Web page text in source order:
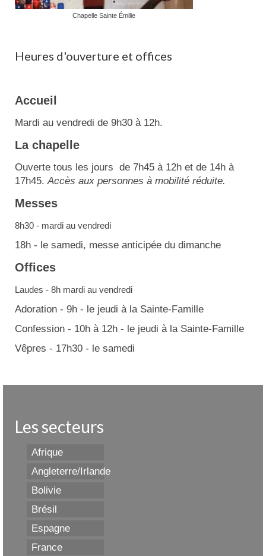
Chapelle Sainte Émilie
Heures d'ouverture et offices
Accueil
Mardi au vendredi de 9h30 à 12h.
La chapelle
Ouverte tous les jours de 7h45 à 12h et de 14h à
17h45.Accès aux personnes à mobilité réduite.
Messes
8h30 - mardi au vendredi
18h - le samedi, messe anticipée du dimanche
Offices
Laudes - 8h mardi au vendredi
Adoration - 9h - le jeudi à la Sainte-Famille
Confession - 10h à 12h - le jeudi à la Sainte-Famille
Vêpres - 17h30 - le samedi
Les secteurs
Afrique
Angleterre/Irlande
Bolivie
Brésil
Espagne
France